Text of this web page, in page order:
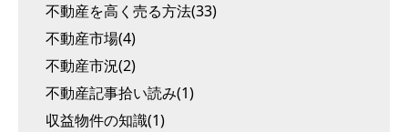
不動産を高く売る方法(33)
不動産市場(4)
不動産市況(2)
不動産記事拾い読み(1)
収益物件の知識(1)